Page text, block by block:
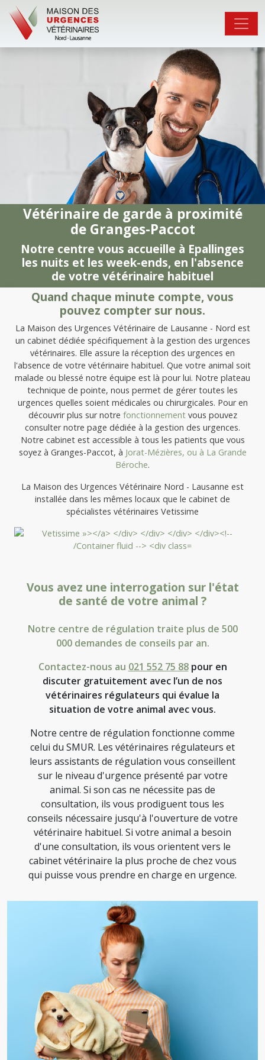
Vétérinaire de garde à proximité
de Granges-Paccot
Notre centre vous accueille à Epallinges
les nuits et les week-ends, en l'absence
de votre vétérinaire habituel
Quand chaque minute compte, vous
pouvez compter sur nous.
La Maison des Urgences Vétérinaire de Lausanne - Nord est
un cabinet dédiée spécifiquement à la gestion des urgences
vétérinaires. Elle assure la réception des urgences en
l'absence de votre vétérinaire habituel. Que votre animal soit
malade ou blessé notre équipe est là pour lui. Notre plateau
technique de pointe, nous permet de gérer toutes les
urgences quelles soient médicales ou chirurgicales. Pour en
découvrir plus sur notre fonctionnementvous pouvez
consulter notre page dédiée à la gestion des urgences.
Notre cabinet est accessible à tous les patients que vous
soyez à Granges-Paccot, à Jorat-Mézières, ou à La Grande
Béroche.
La Maison des Urgences Vétérinaire Nord - Lausanne est
installée dans les mêmes locaux que le cabinet de
spécialistes vétérinaires Vetissime
Vous avez une interrogation sur l'état
de santé de votre animal ?
Notre centre de régulation traite plus de 500
000 demandes de conseils par an.
Contactez-nous au 021 552 75 88pour en
discuter gratuitement avec l’un de nos
vétérinaires régulateurs qui évalue la
situation de votre animal avec vous.
Notre centre de régulation fonctionne comme
celui du SMUR. Les vétérinaires régulateurs et
leurs assistants de régulation vous conseillent
sur le niveau d'urgence présenté par votre
animal. Si son cas ne nécessite pas de
consultation, ils vous prodiguent tous les
conseils nécessaire jusqu'à l'ouverture de votre
vétérinaire habituel. Si votre animal a besoin
d'une consultation, ils vous orientent vers le
cabinet vétérinaire la plus proche de chez vous
qui puisse vous prendre en charge en urgence.